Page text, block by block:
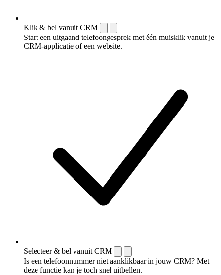
Klik & bel vanuit CRM
Start een uitgaand telefoongesprek met één muisklik vanuit je
CRM-applicatie of een website.
Selecteer & bel vanuit CRM
Is een telefoonnummer niet aanklikbaar in jouw CRM? Met
deze functie kan je toch snel uitbellen.